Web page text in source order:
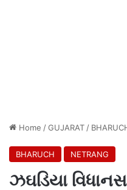
Home /GUJARAT /
BHARUCH NETRANG
ઝઘડિયા